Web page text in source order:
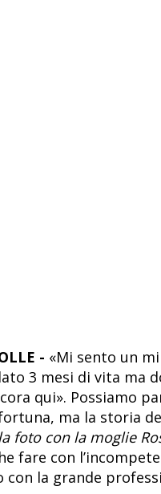
- «Mi sento un
3 mesi di vita ma
qui». Possiamo
ma la storia
foto con la moglie
fare con
con la grande